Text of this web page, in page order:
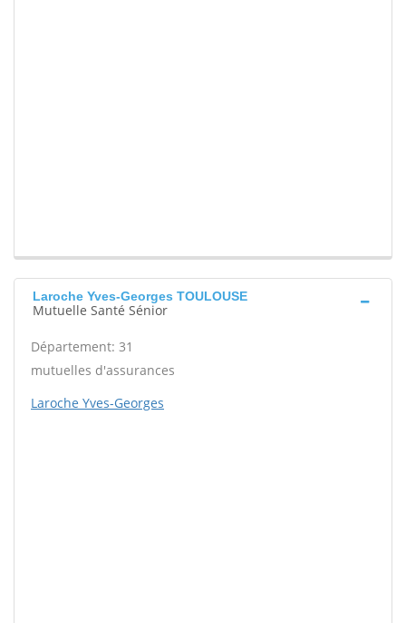
Laroche Yves-Georges TOULOUSE
Mutuelle Santé Sénior
Département: 31
mutuelles d'assurances
Laroche Yves-Georges